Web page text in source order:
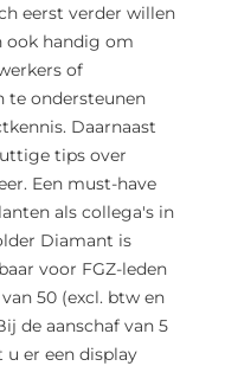
eerst verder willen
ook handig om
of
te ondersteunen
Daarnaast
tips over
Een must-have
als collega's in
Diamant is
voor FGZ-leden
50 (excl. btw en
de aanschaf van 5
er een display